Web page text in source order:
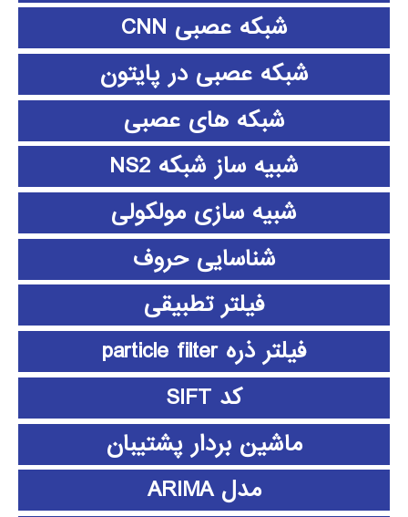
شبکه عصبی CNN
شبکه عصبی در پایتون
شبکه های عصبی
شبیه ساز شبکه NS2
شبیه سازی مولکولی
شناسایی حروف
فیلتر تطبیقی
فیلتر ذره particle filter
کد SIFT
ماشین بردار پشتیبان
مدل ARIMA